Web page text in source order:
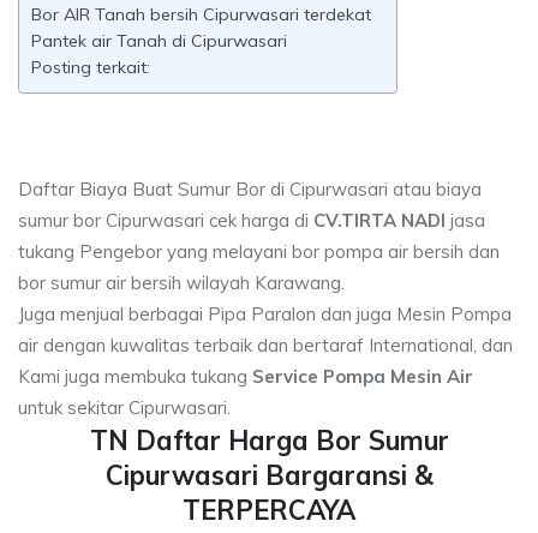
Bor AIR Tanah bersih Cipurwasari terdekat
Pantek air Tanah di Cipurwasari
Posting terkait:
Daftar Biaya Buat Sumur Bor di Cipurwasari atau biaya
sumur bor Cipurwasari cek harga di CV.TIRTA NADI jasa
tukang Pengebor yang melayani bor pompa air bersih dan
bor sumur air bersih wilayah Karawang.
Juga menjual berbagai Pipa Paralon dan juga Mesin Pompa
air dengan kuwalitas terbaik dan bertaraf International, dan
Kami juga membuka tukang Service Pompa Mesin Air
untuk sekitar Cipurwasari.
TN Daftar Harga Bor Sumur
Cipurwasari Bargaransi &
TERPERCAYA